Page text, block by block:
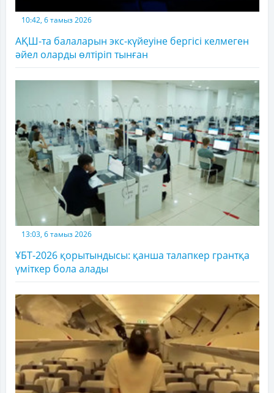
10:42, 6 тамыз 2026
АҚШ-та балаларын экс-күйеуіне бергісі келмеген
әйел оларды өлтіріп тынған
13:03, 6 тамыз 2026
ҰБТ-2026 қорытындысы: қанша талапкер грантқа
үміткер бола алады